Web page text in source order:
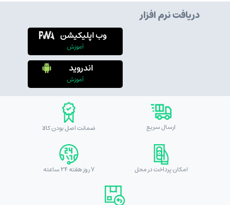
دریافت نرم افزار
وب اپلیکیشن
آموزش
اندروید
آموزش
ارسال سریع ضمانت اصل بودن کالا
امکان پرداخت در محل 7 روز هفته 24 ساعته